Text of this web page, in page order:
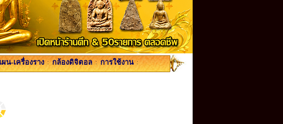
น-เครื่องราง : กล้องดิจิตอล : การใช้งาน :